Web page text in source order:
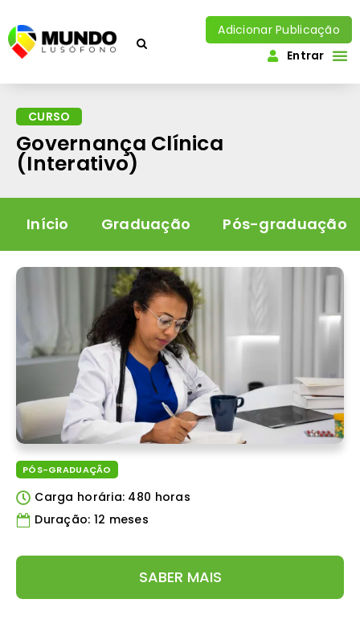
Adicionar Publicação
Entrar
CURSO
Governança Clínica
(Interativo)
Início Graduação Pós-graduação
PÓS-GRADUAÇÃO
Carga horária: 480 horas
Duração: 12 meses
SABER MAIS